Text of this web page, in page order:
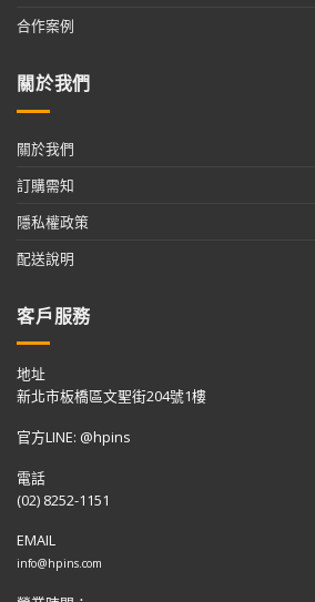
合作案例
關於我們
關於我們
訂購需知
隱私權政策
配送說明
客戶服務
地址
新北市板橋區文聖街204號1樓
官方LINE: @hpins
電話
(02) 8252-1151
EMAIL
info@hpins.com